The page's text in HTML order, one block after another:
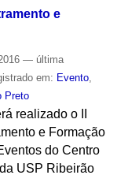
e
— última
em: Evento,
Preto
realizado o II
e Formação
do Centro
USP Ribeirão